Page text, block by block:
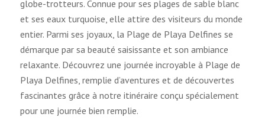
globe-trotteurs. Connue pour ses plages de sable blanc
et ses eaux turquoise, elle attire des visiteurs du monde
entier. Parmi ses joyaux, la Plage de Playa Delfines se
démarque par sa beauté saisissante et son ambiance
relaxante. Découvrez une journée incroyable à Plage de
Playa Delfines, remplie d’aventures et de découvertes
fascinantes grâce à notre itinéraire conçu spécialement
pour une journée bien remplie.